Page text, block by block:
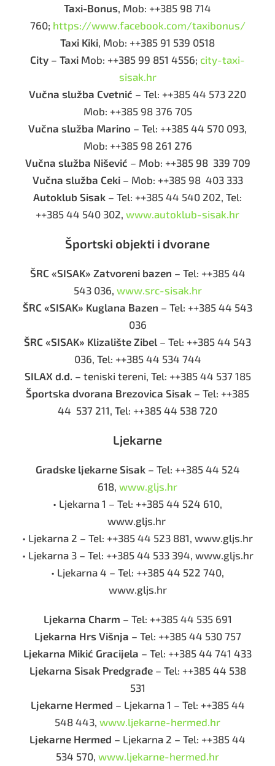
Taxi-Bonus, Mob: ++385 98 714
760; https://www.facebook.com/taxibonus/
Taxi Kiki, Mob: ++385 91 539 0518
City – Taxi Mob: ++385 99 851 4556; city-taxi-
sisak.hr
Vučna služba Cvetnić – Tel: ++385 44 573 220
Mob: ++385 98 376 705
Vučna služba Marino – Tel: ++385 44 570 093,
Mob: ++385 98 261 276
Vučna služba Nišević – Mob: ++385 98 339 709
Vučna služba Ceki– Mob: ++385 98 403 333
Autoklub Sisak – Tel: ++385 44 540 202, Tel:
++385 44 540 302, www.autoklub-sisak.hr
Športski objekti i dvorane
ŠRC «SISAK» Zatvoreni bazen – Tel: ++385 44
543 036, www.src-sisak.hr
ŠRC «SISAK» Kuglana Bazen – Tel: ++385 44 543
036
ŠRC «SISAK» Klizalište Zibel – Tel: ++385 44 543
036, Tel: ++385 44 534 744
SILAX d.d. – teniski tereni, Tel: ++385 44 537 185
Športska dvorana Brezovica Sisak – Tel: ++385
44 537 211, Tel: ++385 44 538 720
Ljekarne
Gradske ljekarne Sisak– Tel: ++385 44 524
618, www.gljs.hr
• Ljekarna 1 – Tel: ++385 44 524 610,
www.gljs.hr
• Ljekarna 2 – Tel: ++385 44 523 881, www.gljs.hr
• Ljekarna 3 – Tel: ++385 44 533 394, www.gljs.hr
• Ljekarna 4 – Tel: ++385 44 522 740,
www.gljs.hr
Ljekarna Charm – Tel: ++385 44 535 691
Ljekarna Hrs Višnja – Tel: ++385 44 530 757
Ljekarna Mikić Gracijela – Tel: ++385 44 741 433
Ljekarna Sisak Predgrađe– Tel: ++385 44 538
531
Ljekarne Hermed – Ljekarna 1 – Tel: ++385 44
548 443, www.ljekarne-hermed.hr
Ljekarne Hermed – Ljekarna 2 – Tel: ++385 44
534 570, www.ljekarne-hermed.hr